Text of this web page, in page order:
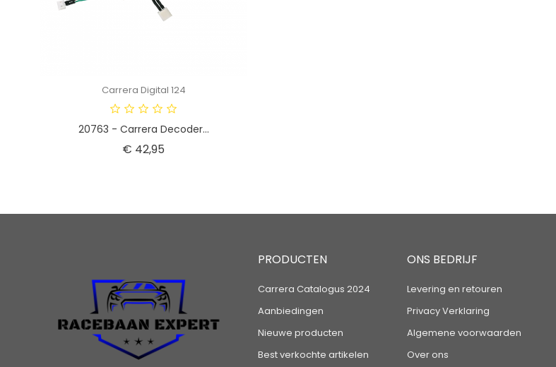
Carrera Digital 124
20763 - Carrera Decoder...
€ 42,95
PRODUCTEN
Carrera Catalogus 2024
Aanbiedingen
Nieuwe producten
Best verkochte artikelen
ONS BEDRIJF
Levering en retouren
Privacy Verklaring
Algemene voorwaarden
Over ons